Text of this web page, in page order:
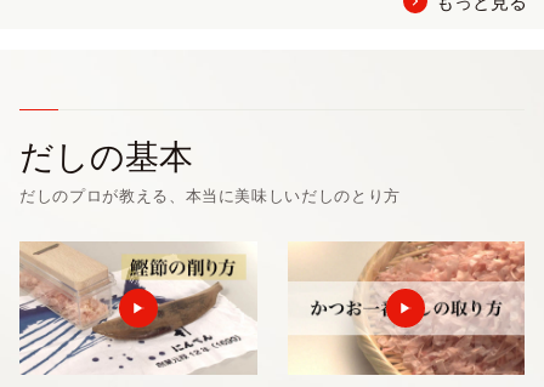
だしの基本
だしのプロが教える、本当に美味しいだしのとり方